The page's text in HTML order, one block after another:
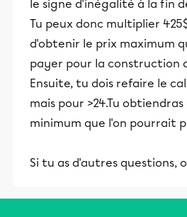
le signe d'inégalité à la fin
Tu peux donc multiplier
d'obtenir le prix maximum
payer pour la construction
Ensuite, tu dois refaire le
mais pour >24.Tu
minimum que l'on pourrait
Si tu as d'autres questions,